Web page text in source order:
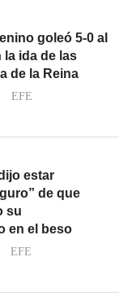
goleó 5-0 al
la ida de las
de la Reina
EFE
estar
de que
su
en el beso
EFE